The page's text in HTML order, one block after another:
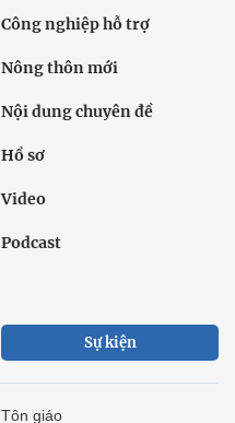
Công nghiệp hỗ trợ
Nông thôn mới
Nội dung chuyên đề
Hồ sơ
Video
Podcast
Sự kiện
giáo